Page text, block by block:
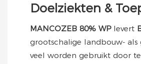
Doelziekten &
MANCOZEB 80% WP levert
grootschalige landbouw- als
veel worden gebruikt door